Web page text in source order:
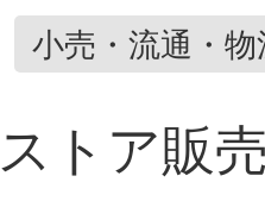
小売・流通・
トア販